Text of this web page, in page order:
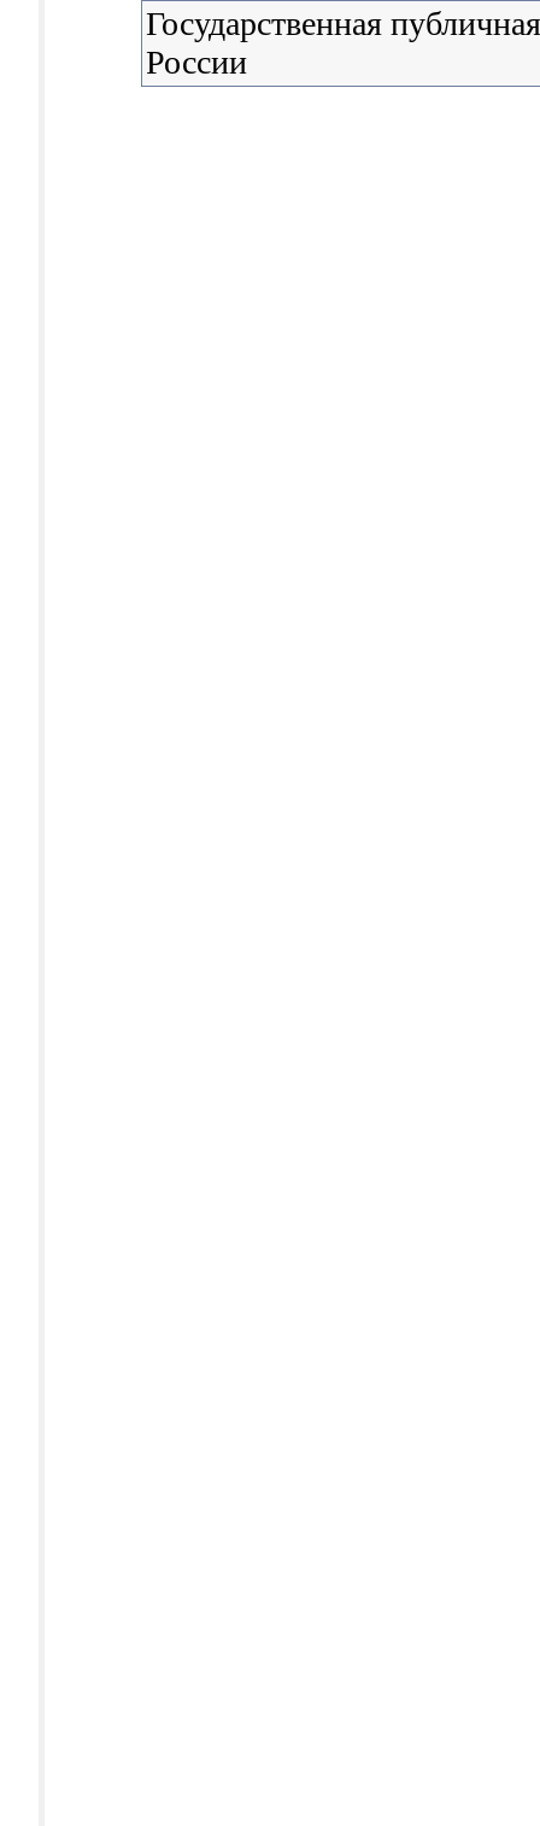
Государственная
России